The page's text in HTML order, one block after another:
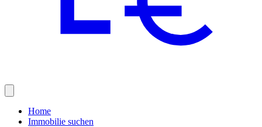
Home
Immobilie suchen